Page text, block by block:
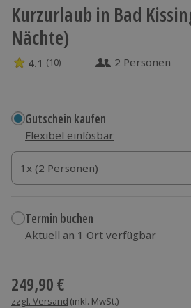
Kurzurlaub in Bad
Nächte)
4.1 Sterne von 5 aus 10 Bewertungen
4.1 (10) 2 Personen
Gutschein kaufen
Flexibel einlösbar
1x (2 Personen)
1x (2 Personen)
1x (2 Personen)
Termin buchen
Aktuell an 1 Ort verfügbar
249,90 €
zzgl. Versand (inkl. MwSt.)